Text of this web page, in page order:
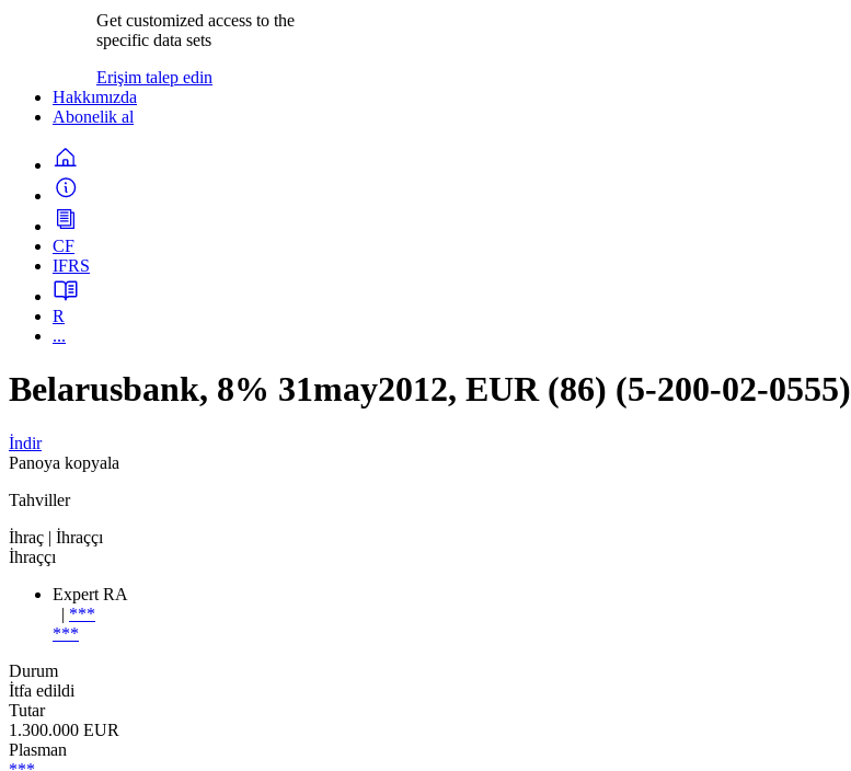
Get customized access to the
specific data sets
Erişim talep edin
Hakkımızda
Abonelik al
CF
IFRS
R
...
Belarusbank, 8% 31may2012, EUR (86) (5-200-02-0555)
İndir
Panoya kopyala
Tahviller
İhraç | İhraççı
İhraççı
Expert RA
| ***
***
Durum
İtfa edildi
Tutar
1.300.000 EUR
Plasman